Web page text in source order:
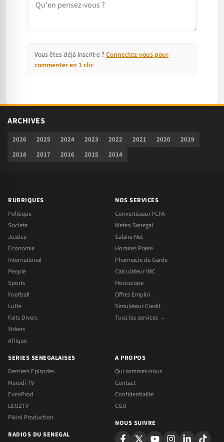
Vous êtes déjà inscrit·e ? Connectez-vous pour
commenter en 1 clic
ARCHIVES
2026 2025 2024 2023 2022 2021 2020
2019
2018
2017 2016 2015 2014
RUBRIQUES
Politique
Societe
Justice
Economie
International
People
Sports
Football
Lutte
Faits Divers
Videos
Afrique
NOS SERVICES
Convertisseur FCFA
Meteo Senegal
Salaire Net
Horaires Priere
Pharmacie de Garde
Calculateur IMC
Horoscope
Offres Emploi
Simulateur Credit
Tous les services →
SERIES SENEGALAISES
Derniers Episodes
Marodi TV
EvenProd
LEUZTV
Pikini Production
RADIOS DU SENEGAL
A PROPOS
Qui sommes-nous
Contact
Confidentialite
CGU
NOUS SUIVRE